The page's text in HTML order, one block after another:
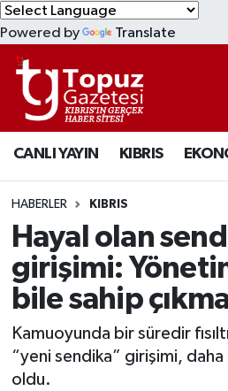
Powered by Translate
CANLI YAYIN KIBRIS
HABERLER KIBRIS
Hayal olan
girişimi:
bile sahip
Kamuoyunda bir süredir
“yeni sendika” girişimi, daha
oldu.
KIBRIS
DÜNYA
EKONOMİ
MAGAZİN
SAĞLIK
SPOR
TEKNOLOJİ
TÜRKİYE
Lefkoşa Nöbetçi
Lefkoşa Hava Durumu
Lefkoşa Trafik Yoğunluk
Süper Lig Puan Durumu
Tüm Manşetler
Son Dakika Haberleri
Haber Arşivi